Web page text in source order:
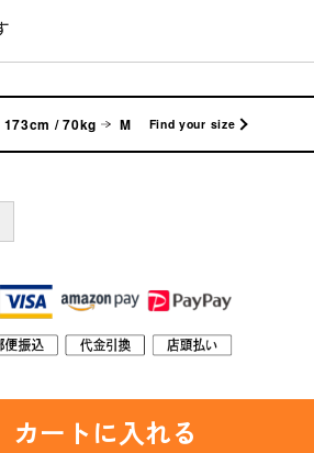
173cm / 70kg M Find your size
カートに入れる